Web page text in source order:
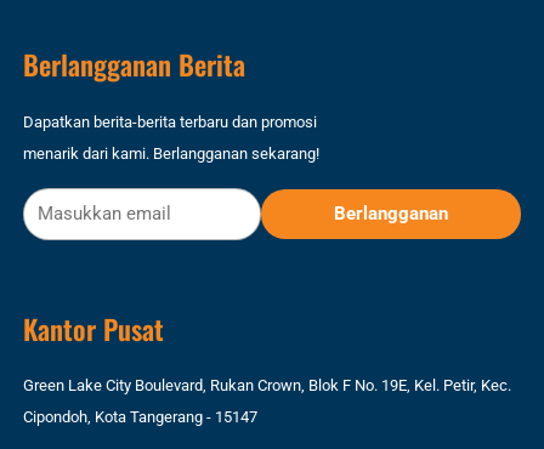
Berlangganan Berita
Dapatkan berita-berita terbaru dan promosi
menarik dari kami. Berlangganan sekarang!
Kantor Pusat
Green Lake City Boulevard, Rukan Crown, Blok F No. 19E, Kel. Petir, Kec.
Cipondoh, Kota Tangerang - 15147